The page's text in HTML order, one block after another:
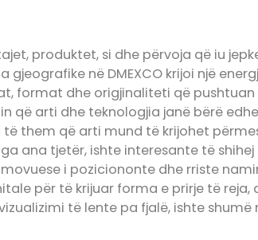
produktet, si dhe përvoja që iu
gjeografike në DMEXCO krijoi një
format dhe origjinaliteti që pushtuan
që arti dhe teknologjia janë bërë
të them që arti mund të krijohet
ana tjetër, ishte interesante të
i poziciononte dhe rriste
për të krijuar forma e prirje të reja,
të lente pa fjalë, ishte